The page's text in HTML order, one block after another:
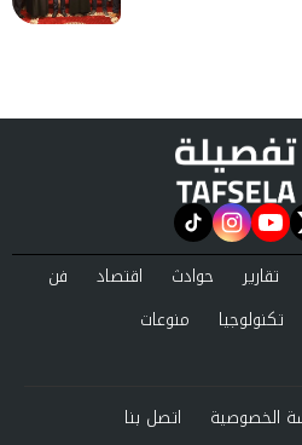
youtube
instagram
tiktok
تقارير حوادث اقتصاد
فن
تكنولوجيا
منوعات
الخصوصية اتصل بنا